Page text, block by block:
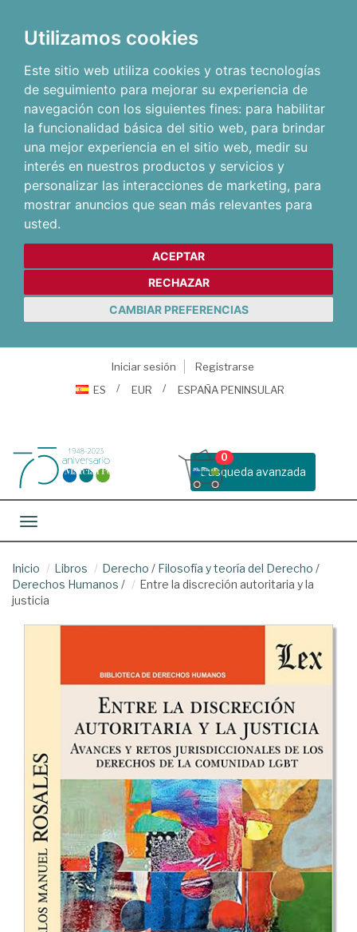
Utilizamos cookies
Este sitio web utiliza cookies y otras tecnologías
de seguimiento para mejorar su experiencia de
navegación con los siguientes fines: para habilitar
la funcionalidad básica del sitio web, para brindar
una mejor experiencia en el sitio web, medir su
interés en nuestros productos y servicios y
personalizar las interacciones de marketing, para
mostrar anuncios que sean más relevantes para
usted.
ACEPTAR
RECHAZAR
CAMBIAR PREFERENCIAS
Iniciar sesión
Registrarse
ES
EUR ESPAÑA PENINSULAR
Busqueda avanzada
0
Toggle navigation
Inicio Libros Derecho / Filosofía y teoría del Derecho /
Derechos Humanos /
Entre la discreción autoritaria y la
justicia